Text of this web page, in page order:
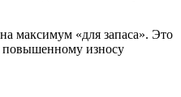
максимум «для запаса». Это
износу